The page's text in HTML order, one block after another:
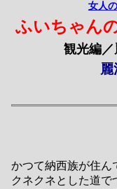
女人
ふいちゃん
観光編
かつて納西族が住ん
クネクネとした道で